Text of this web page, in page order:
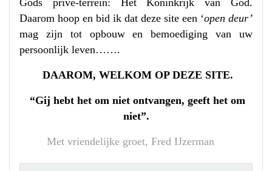
Gods privé-terrein: Het Koninkrijk van God.
Daarom hoop en bid ik dat deze site een ‘open deur’
mag zijn tot opbouw en bemoediging van uw
persoonlijk leven…….
DAAROM, WELKOM OP DEZE SITE.
“Gij hebt het om niet ontvangen, geeft het om
niet”.
Met vriendelijke groet, Fred IJzerman